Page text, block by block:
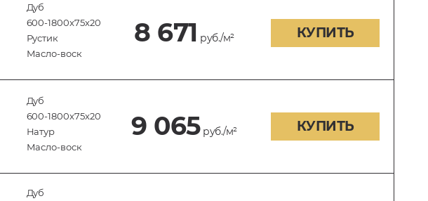
Дуб
600-1800x75x20
Рустик
Масло-воск
8 671 руб./м² КУПИТЬ
Дуб
600-1800x75x20
Натур
Масло-воск
9 065руб./м² КУПИТЬ
Дуб